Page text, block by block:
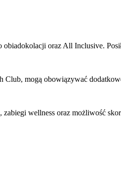
obiadokolacji oraz All Inclusive.
Club, mogą obowiązywać
zabiegi wellness oraz możliwość